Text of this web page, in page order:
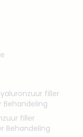
filler
Behandeling
filler
Behandeling